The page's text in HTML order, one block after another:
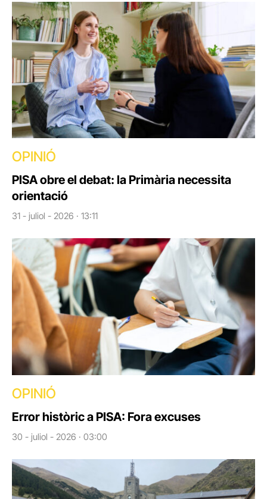
OPINIÓ
PISA obre el debat: la Primària necessita
orientació
31 - juliol - 2026 · 13:11
OPINIÓ
Error històric a PISA: Fora excuses
30 - juliol - 2026 · 03:00